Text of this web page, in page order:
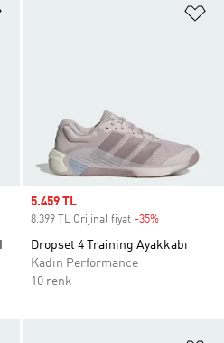
Sale price
5.459 TL
8.399 TL Orijinal fiyat -35%
Dropset 4 Training Ayakkabı
Kadın Performance
10 renk